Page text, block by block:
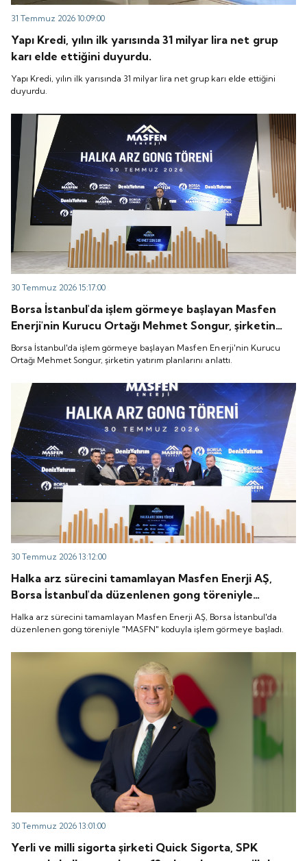
31 Temmuz 2026 10:09:00
Yapı Kredi, yılın ilk yarısında 31 milyar lira net grup
karı elde ettiğini duyurdu.
Yapı Kredi, yılın ilk yarısında 31 milyar lira net grup karı elde ettiğini
duyurdu.
30 Temmuz 2026 15:17:00
Borsa İstanbul'da işlem görmeye başlayan Masfen
Enerji'nin Kurucu Ortağı Mehmet Songur, şirketin
yatırım planlarını anlattı.
Borsa İstanbul'da işlem görmeye başlayan Masfen Enerji'nin Kurucu
Ortağı Mehmet Songur, şirketin yatırım planlarını anlattı.
30 Temmuz 2026 13:12:00
Halka arz sürecini tamamlayan Masfen Enerji AŞ,
Borsa İstanbul'da düzenlenen gong töreniyle
"MASFN" koduyla işlem görmeye başladı.
Halka arz sürecini tamamlayan Masfen Enerji AŞ, Borsa İstanbul'da
düzenlenen gong töreniyle "MASFN" koduyla işlem görmeye başladı.
30 Temmuz 2026 13:01:00
Yerli ve milli sigorta şirketi Quick Sigorta, SPK